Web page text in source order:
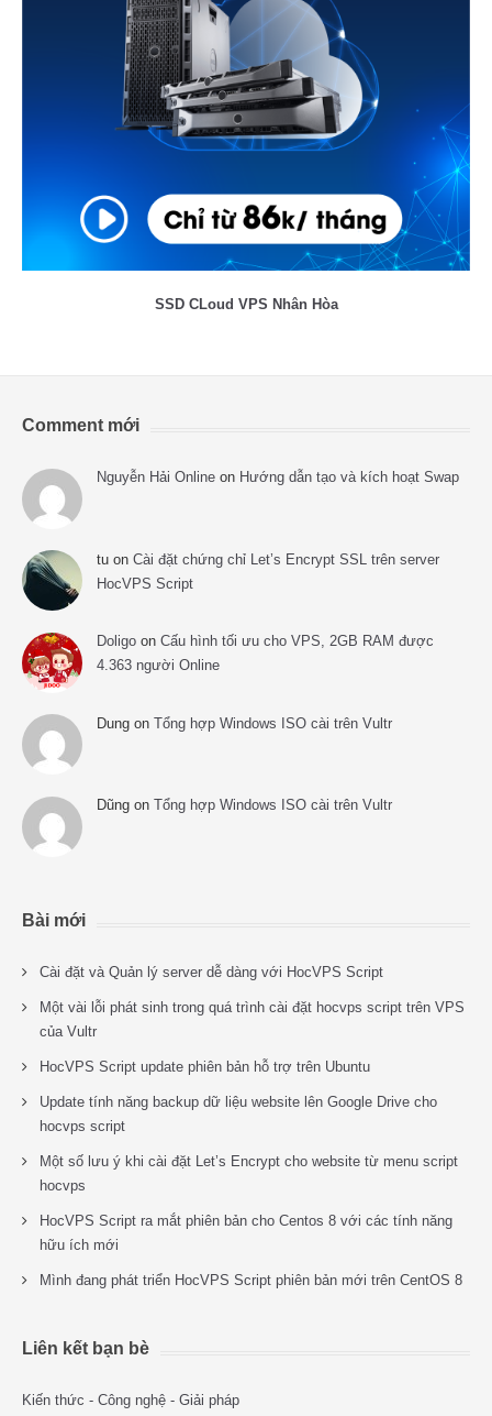
SSD CLoud VPS Nhân Hòa
Comment mới
Nguyễn Hải Online on Hướng dẫn tạo và kích hoạt Swap
tu on Cài đặt chứng chỉ Let’s Encrypt SSL trên server
HocVPS Script
Doligo on Cấu hình tối ưu cho VPS, 2GB RAM được
4.363 người Online
Dung on Tổng hợp Windows ISO cài trên Vultr
Dũng on Tổng hợp Windows ISO cài trên Vultr
Bài mới
Cài đặt và Quản lý server dễ dàng với HocVPS Script
Một vài lỗi phát sinh trong quá trình cài đặt hocvps script trên VPS
của Vultr
HocVPS Script update phiên bản hỗ trợ trên Ubuntu
Update tính năng backup dữ liệu website lên Google Drive cho
hocvps script
Một số lưu ý khi cài đặt Let’s Encrypt cho website từ menu script
hocvps
HocVPS Script ra mắt phiên bản cho Centos 8 với các tính năng
hữu ích mới
Mình đang phát triển HocVPS Script phiên bản mới trên CentOS 8
Liên kết bạn bè
Kiến thức - Công nghệ - Giải pháp